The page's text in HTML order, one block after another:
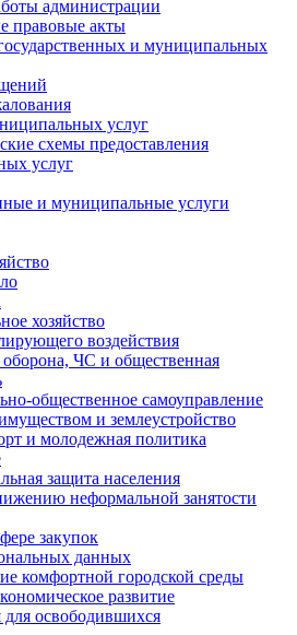
администрации
правовые акты
и муниципальных
услуг
схемы предоставления
услуг
и муниципальные услуги
хозяйство
воздействия
оборона, ЧС и общественная
общественное самоуправление
и землеустройство
и молодежная политика
защита населения
неформальной занятости
закупок
данных
комфортной городской среды
развитие
освободившихся